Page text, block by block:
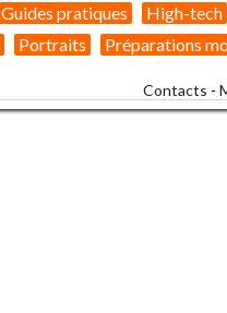
Guides pratiques High-tech
Portraits Préparations
Contacts -